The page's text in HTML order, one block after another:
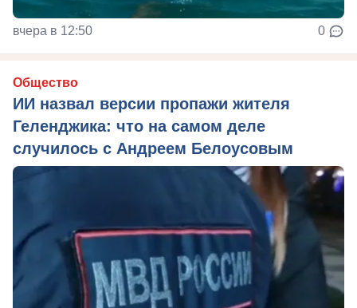
вчера в 12:50 0
Общество
ИИ назвал версии пропажи жителя
Геленджика: что на самом деле
случилось с Андреем Белоусовым